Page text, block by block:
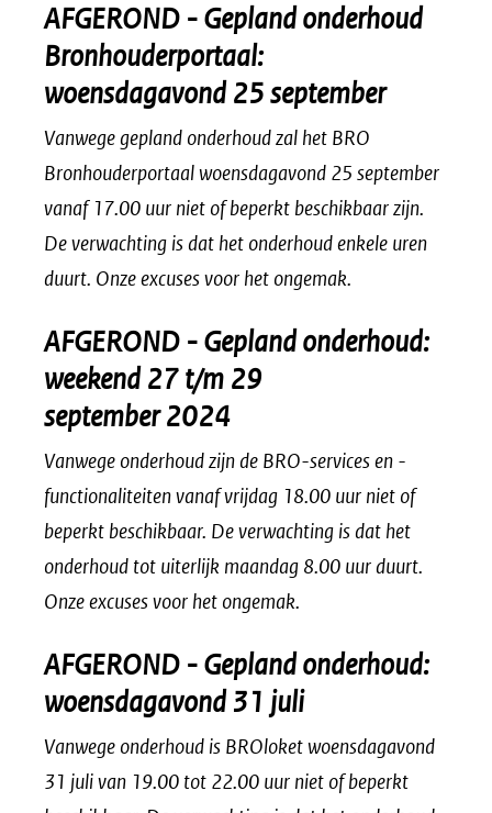
AFGEROND - Gepland onderhoud
Bronhouderportaal:
woensdagavond 25 september
Vanwege gepland onderhoud zal het BRO
Bronhouderportaal woensdagavond 25 september
vanaf 17.00 uur niet of beperkt beschikbaar zijn.
De verwachting is dat het onderhoud enkele uren
duurt. Onze excuses voor het ongemak.
AFGEROND - Gepland onderhoud:
weekend 27 t/m 29
september 2024
Vanwege onderhoud zijn de BRO-services en -
functionaliteiten vanaf vrijdag 18.00 uur niet of
beperkt beschikbaar. De verwachting is dat het
onderhoud tot uiterlijk maandag 8.00 uur duurt.
Onze excuses voor het ongemak.
AFGEROND - Gepland onderhoud:
woensdagavond 31 juli
Vanwege onderhoud is BROloket woensdagavond
31 juli van 19.00 tot 22.00 uur niet of beperkt